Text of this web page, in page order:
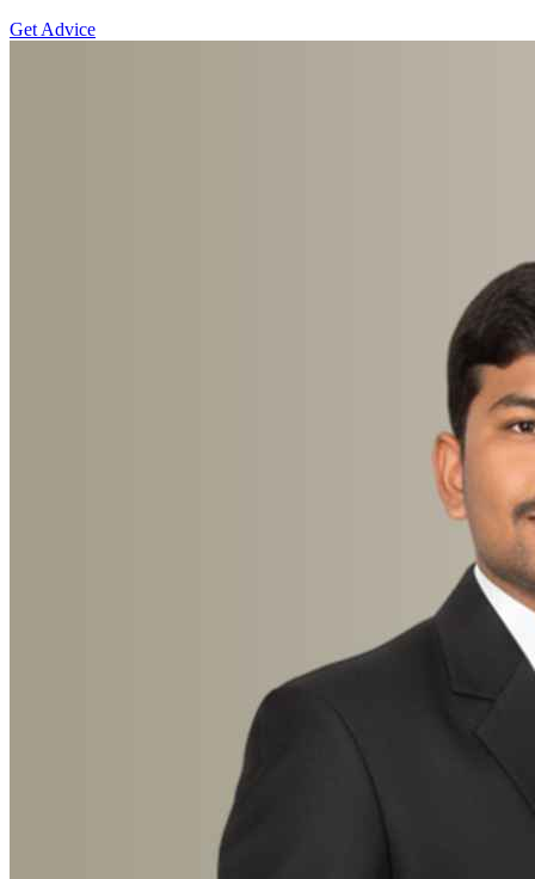
Get Advice